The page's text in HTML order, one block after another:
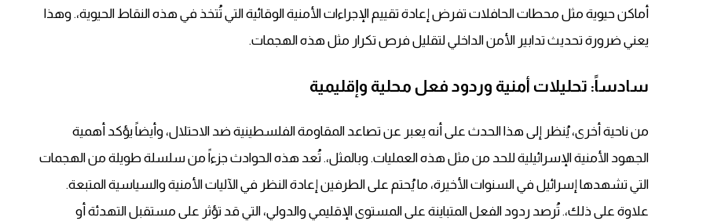
أماكن حيوية مثل محطات الحافلات تفرض إعادة تقييم الإجراءات الأمنية الوقائية التي تُتخذ في هذه النقاط الحيوية،. وهذا
يعني ضرورة تحديث تدابير الأمن الداخلي لتقليل فرص تكرار مثل هذه الهجمات.
سادساً: تحليلات أمنية وردود فعل محلية وإقليمية
من ناحية أخرى، يُنظر إلى هذا الحدث على أنه يعبر عن تصاعد المقاومة الفلسطينية ضد الاحتلال، وأيضاً يؤكد أهمية
الجهود الأمنية الإسرائيلية للحد من مثل هذه العمليات. وبالمثل،. تُعد هذه الحوادث جزءاً من سلسلة طويلة من الهجمات
التي تشهدها إسرائيل في السنوات الأخيرة، ما يُحتم على الطرفين إعادة النظر في الآليات الأمنية والسياسية المتبعة.
علاوة على ذلك،. تُرصد ردود الفعل المتباينة على المستوى الإقليمي والدولي، التي قد تؤثر على مستقبل التهدئة أو